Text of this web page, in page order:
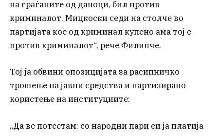
на граѓаните од даноци, бил против
криминалот. Мицкоски седи на столче во
партијата кое од криминал купено ама тој е
против криминалот“, рече Филипче.
Тој ја обвини опозицијата за расипничко
трошење на јавни средства и партизирано
користење на институциите:
„Да ве потсетам: со народни пари си ја платија